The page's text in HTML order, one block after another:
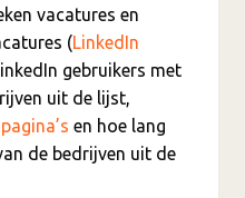
vacatures en
(LinkedIn
gebruikers met
uit de lijst,
en hoe lang
de bedrijven uit de